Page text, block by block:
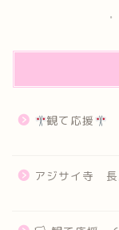
観て応援
アジサイ寺